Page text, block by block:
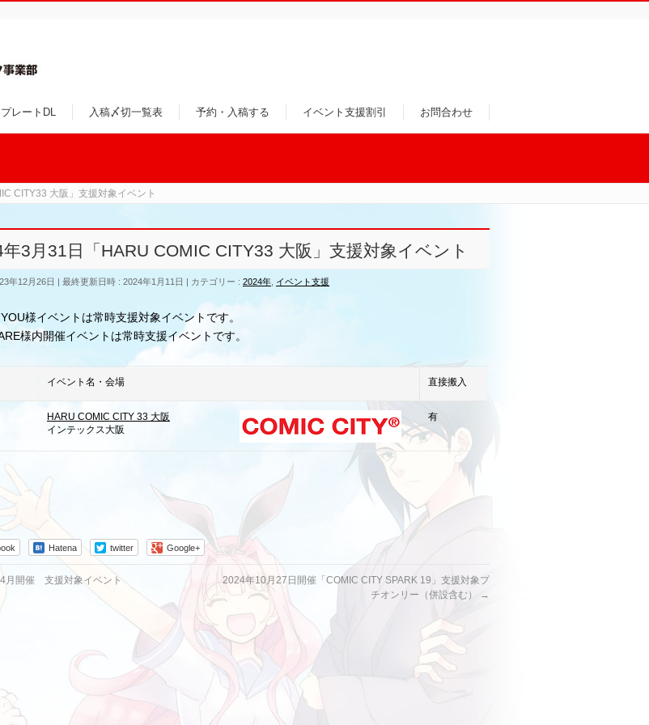
レートDL 入稿〆切一覧表 予約・入稿する イベント支援割引 お問合わせ
CITY33 大阪」支援対象イベント
3月31日「HARU COMIC CITY33 大阪」支援対象イベント
年12月26日 最終更新日時 : 2024年1月11日 カテゴリー : 2024年 イベント支援
様イベントは常時支援対象イベントです。
様内開催イベントは常時支援イベントです。
イベント名・会場 直接搬入
HARU COMIC CITY 33 大阪
インテックス大阪
有
Hatena twitter Google+
月開催 支援対象イベント
2024年10月27日開催「COMIC CITY SPARK 19」支援対象プ
チオンリー（併設含む）
→